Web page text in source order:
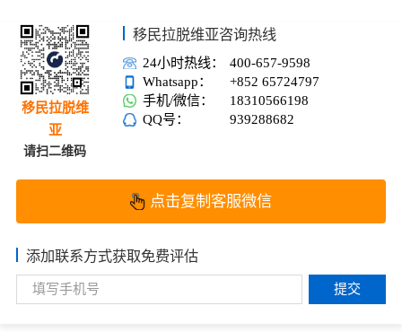
移民拉脱维
亚
请扫二维码
移民拉脱维亚咨询热线
24小时热线：
400-657-9598
Whatsapp：
+852 65724797
手机/微信：
18310566198
QQ号：
939288682
点击复制客服微信
添加联系方式获取免费评估
提交